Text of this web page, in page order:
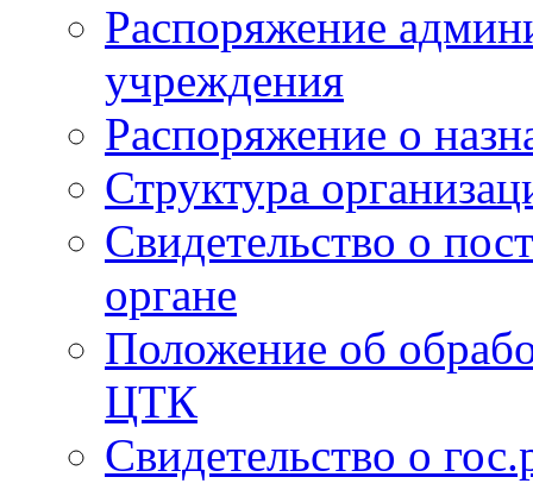
Распоряжение
учреждения
Распоряжение о
Структура
Свидетельство о
органе
Положение об
ЦТК
Свидетельство о